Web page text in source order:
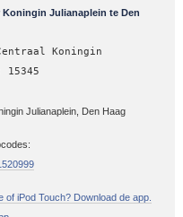
Julianaplein te Den
Koningin
15345
Julianaplein, Den Haag
of iPod Touch? Download de app.